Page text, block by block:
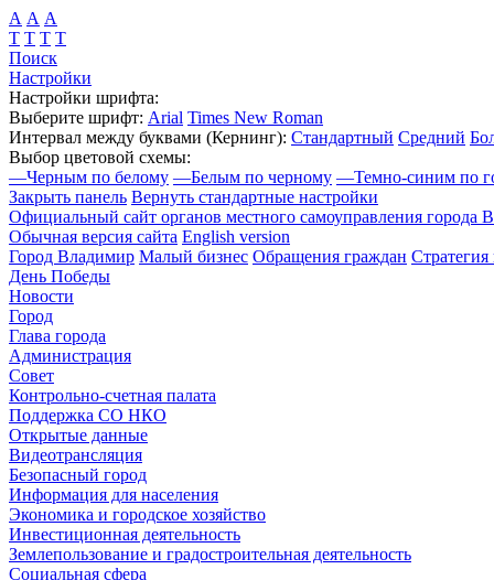
А А А
Т Т Т Т
Поиск
Настройки
Настройки шрифта:
Выберите шрифт: Arial Times New Roman
Интервал между буквами (Кернинг): Стандартный Средний
Выбор цветовой схемы:
—Черным по белому —Белым по черному —Темно-синим по
Закрыть панель Вернуть стандартные настройки
Официальный сайт органов местного самоуправления города
Обычная версия сайта English version
Город Владимир Малый бизнес Обращения граждан Стратегия
День Победы
Новости
Город
Глава города
Администрация
Совет
Контрольно-счетная палата
Поддержка СО НКО
Открытые данные
Видеотрансляция
Безопасный город
Информация для населения
Экономика и городское хозяйство
Инвестиционная деятельность
Землепользование и градостроительная деятельность
Социальная сфера